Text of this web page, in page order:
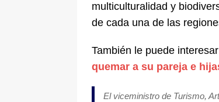
multiculturalidad y
de cada una de las
También le puede
quemar a su pareja e
El viceministro de Turismo,